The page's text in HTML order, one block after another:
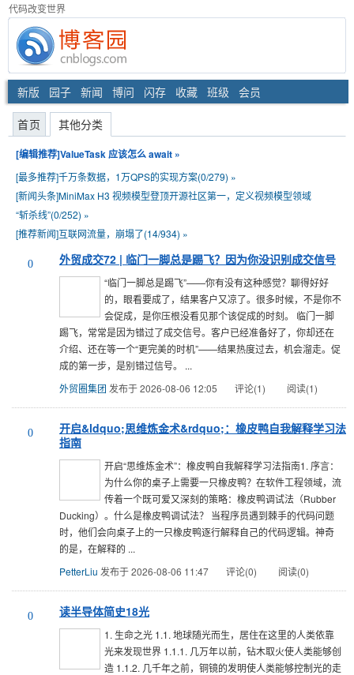
代码改变世界
新版 园子 新闻 博问 闪存 收藏 班级 会员
首页 其他分类
[编辑推荐]ValueTask 应该怎么 await »
[最多推荐]千万条数据，1万QPS的实现方案(0/279) »
[新闻头条]MiniMax H3 视频模型登顶开源社区第一，定义视频模型领域
“斩杀线”(0/252) »
[推荐新闻]互联网流量，崩塌了(14/934) »
0 外贸成交72 | 临门一脚总是踢飞？因为你没识别成交信号
“临门一脚总是踢飞”——你有没有这种感觉？聊得好好
的，眼看要成了，结果客户又凉了。很多时候，不是你不
会促成，是你压根没看见那个该促成的时刻。 临门一脚
踢飞，常常是因为错过了成交信号。客户已经准备好了，你却还在
介绍、还在等一个“更完美的时机”——结果热度过去，机会溜走。促
成的第一步，是别错过信号。 ...
外贸圈集团 发布于 2026-08-06 12:05 评论(1) 阅读(1)
0
开启&ldquo;思维炼金术&rdquo;：橡皮鸭自我解释学习法
指南
开启“思维炼金术”：橡皮鸭自我解释学习法指南1. 序言：
为什么你的桌子上需要一只橡皮鸭？在软件工程领域，流
传着一个既可爱又深刻的策略：橡皮鸭调试法（Rubber
Ducking）。什么是橡皮鸭调试法？ 当程序员遇到棘手的代码问题
时，他们会向桌子上的一只橡皮鸭逐行解释自己的代码逻辑。神奇
的是，在解释的 ...
PetterLiu 发布于 2026-08-06 11:47 评论(0) 阅读(0)
0 读半导体简史18光
1. 生命之光 1.1. 地球随光而生，居住在这里的人类依靠
光来发现世界 1.1.1. 几万年以前，钻木取火使人类能够创
造 1.1.2. 几千年之前，铜镜的发明使人类能够控制光的走